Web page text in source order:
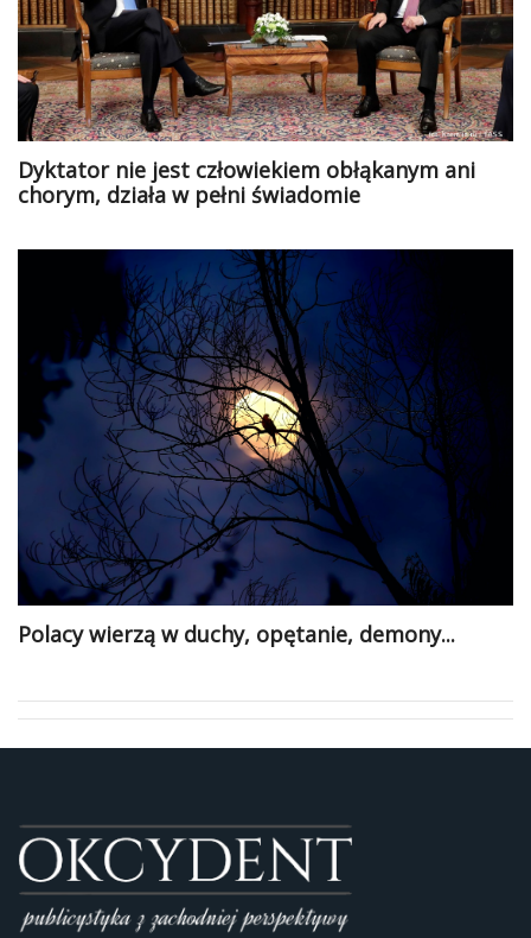
Dyktator nie jest człowiekiem obłąkanym ani
chorym, działa w pełni świadomie
Polacy wierzą w duchy, opętanie, demony...